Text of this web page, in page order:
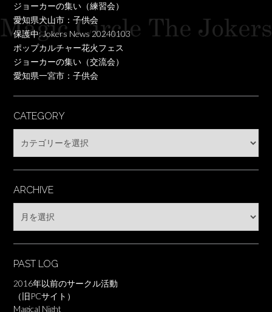
ジョーカーの集い（練習会）
愛知県犬山市：子供会
保護中: Jokers News 20240103
ポップカルチャー花火フェス
ジョーカーの集い（交流会）
愛知県一宮市：子供会
CATEGORY
ARCHIVE
PAST LOG
2016年以前のサークル活動
（旧PCサイト）
Magical Night